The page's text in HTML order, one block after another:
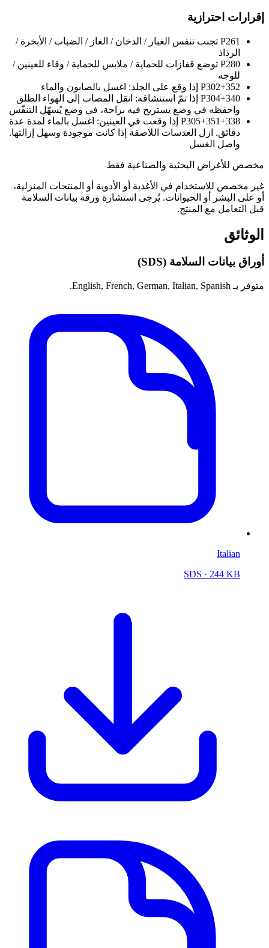
إقرارات احترازية
P261 تجنب تنفس الغبار / الدخان / الغاز / الضباب / الأبخرة /
الرذاذ
P280 توضع قفازات للحماية / ملابس للحماية / وقاء للعينين /
للوجه
P302+352 إذا وقع على الجلد: اغسل بالصابون والماء
P304+340 إذا تمّ استنشاقه: انقل المصاب إلى الهواء الطلق
واحفظه في وضع يستريح فيه براحة، في وضع يُسهّل التنفّس
P305+351+338 إذا وقعت في العينين: اغسل بالماء لمدة عدة
دقائق. ازل العدسات اللاصقة إذا كانت موجودة وسهل إزالتها.
واصل الغسل
مخصص للأغراض البحثية والصناعية فقط
غير مخصص للاستخدام في الأغذية أو الأدوية أو المنتجات المنزلية،
أو على البشر أو الحيوانات. يُرجى استشارة ورقة بيانات السلامة
قبل التعامل مع المنتج.
الوثائق
أوراق بيانات السلامة (SDS)
متوفر بـ English, French, German, Italian, Spanish.
Italian
SDS · 244 KB